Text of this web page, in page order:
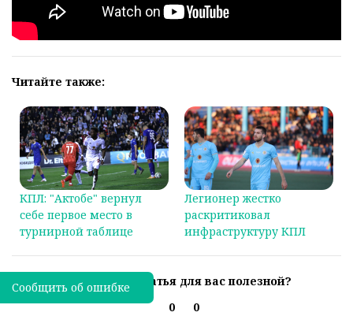
Читайте также:
КПЛ: "Актобе" вернул
себе первое место в
турнирной таблице
Легионер жестко
раскритиковал
инфраструктуру КПЛ
Была ли эта статья для вас полезной?
0
0
Сообщить об ошибке